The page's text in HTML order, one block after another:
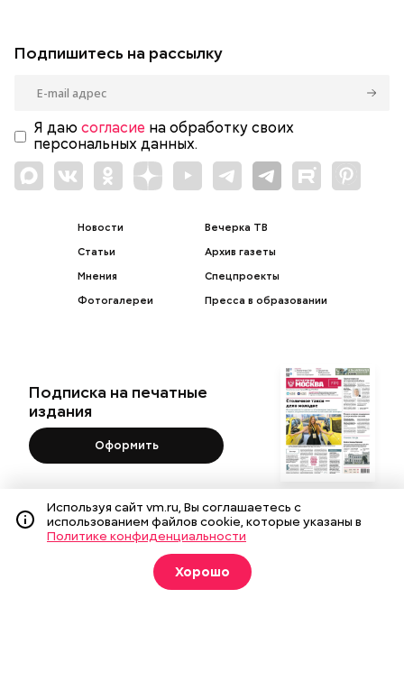
Подпишитесь на рассылку
Я даю согласие на обработку своих
персональных данных.
Новости
Статьи
Мнения
Фотогалереи
Вечерка ТВ
Архив газеты
Спецпроекты
Пресса в образовании
Подписка на печатные
издания
Оформить
О газете Реклама
Подписка на бумажные издания
Вакансии Команда
Правовая информация
Используя сайт vm.ru, Вы соглашаетесь с
использованием файлов cookie, которые указаны в
Политике конфиденциальности
Хорошо